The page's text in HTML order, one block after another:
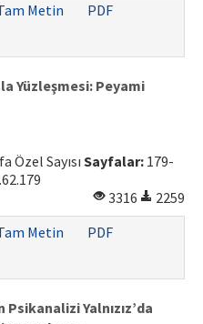
Metin
PDF
Yüzleşmesi: Peyami
Özel Sayısı Sayfalar: 179-
3316
2259
Metin
PDF
Yalnızız’da